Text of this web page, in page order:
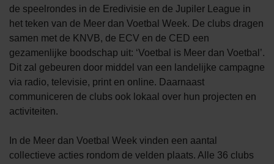
de speelrondes in de Eredivisie en de Jupiler League in
het teken van de Meer dan Voetbal Week. De clubs dragen
samen met de KNVB, de ECV en de CED een
gezamenlijke boodschap uit: ‘Voetbal is Meer dan Voetbal’.
Dit zal gebeuren door middel van een landelijke campagne
via radio, televisie, print en online. Daarnaast
communiceren de clubs ook lokaal over hun projecten en
activiteiten.
In de Meer dan Voetbal Week vinden een aantal
collectieve acties rondom de velden plaats. Alle 36 clubs